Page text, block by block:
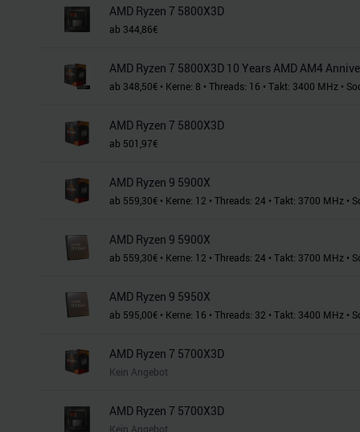
AMD Ryzen 7 5800X3D
ab 344,86€
AMD Ryzen 7 5800X3D 10 Years AMD AM4
ab 348,50€ • Kerne: 8 • Threads: 16 • Takt: 3400 MHz •
AMD Ryzen 7 5800X3D
ab 501,97€
AMD Ryzen 9 5900X
ab 559,30€ • Kerne: 12 • Threads: 24 • Takt: 3700 MHz •
AMD Ryzen 9 5900X
ab 559,30€ • Kerne: 12 • Threads: 24 • Takt: 3700 MHz •
AMD Ryzen 9 5950X
ab 595,00€ • Kerne: 16 • Threads: 32 • Takt: 3400 MHz •
AMD Ryzen 7 5700X3D
Kein Angebot
AMD Ryzen 7 5700X3D
Kein Angebot